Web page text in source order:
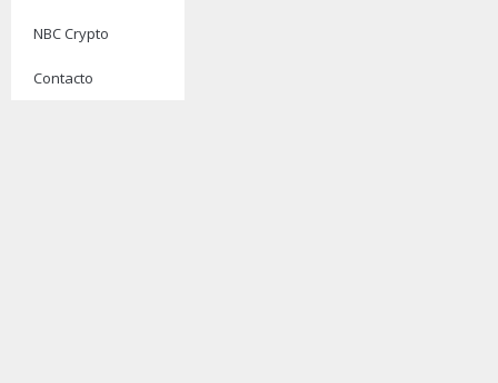
NBC Crypto
Contacto